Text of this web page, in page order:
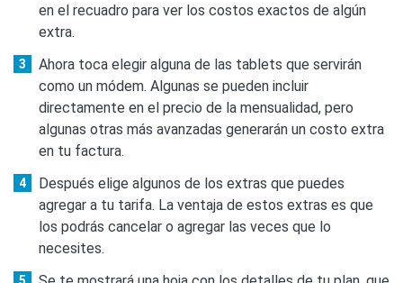
en el recuadro para ver los costos exactos de algún
extra.
Ahora toca elegir alguna de las tablets que servirán
como un módem. Algunas se pueden incluir
directamente en el precio de la mensualidad, pero
algunas otras más avanzadas generarán un costo extra
en tu factura.
Después elige algunos de los extras que puedes
agregar a tu tarifa. La ventaja de estos extras es que
los podrás cancelar o agregar las veces que lo
necesites.